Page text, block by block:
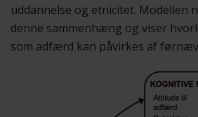
uddannelse og etnicitet. Modellen
denne sammenhæng og viser
som adfærd kan påvirkes af